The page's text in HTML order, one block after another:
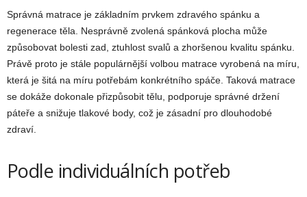
Správná matrace je základním prvkem zdravého spánku a
regenerace těla. Nesprávně zvolená spánková plocha může
způsobovat bolesti zad, ztuhlost svalů a zhoršenou kvalitu spánku.
Právě proto je stále populárnější volbou matrace vyrobená na míru,
která je šitá na míru potřebám konkrétního spáče. Taková matrace
se dokáže dokonale přizpůsobit tělu, podporuje správné držení
páteře a snižuje tlakové body, což je zásadní pro dlouhodobé
zdraví.
Podle individuálních potřeb